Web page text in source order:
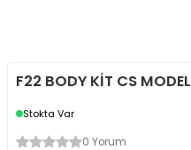
F22 BODY KİT CS MODEL
Stokta Var
0 Yorum